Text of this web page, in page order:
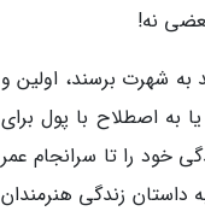
نه!
شهرت برسند، اولین و
به اصطلاح با پول برای
خود را تا سرانجام عمر
داستان زندگی هنرمندان